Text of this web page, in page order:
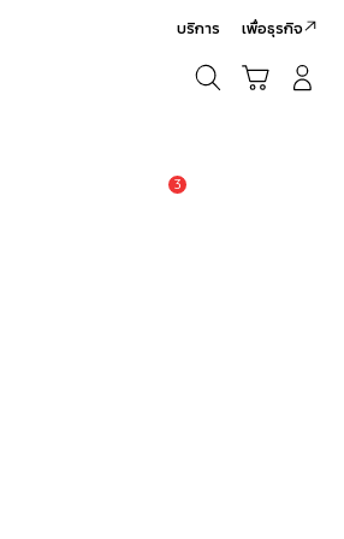
บริการ เพื่อธุรกิจ
3